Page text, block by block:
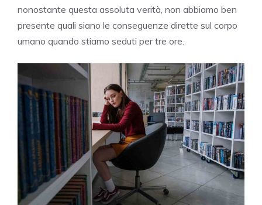
nonostante questa assoluta verità, non abbiamo ben
presente quali siano le conseguenze dirette sul corpo
umano quando stiamo seduti per tre ore.